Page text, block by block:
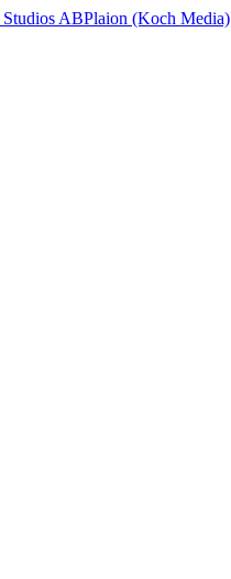
Studios ABPlaion (Koch Media)